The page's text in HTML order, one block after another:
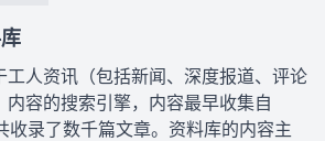
工人资讯（包括新闻、深度报道、评论
容的搜索引擎，内容最早收集自
录了数千篇文章。资料库的内容主